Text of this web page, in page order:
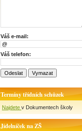
Váš e-mail:
Váš telefon:
Termíny třídních schůzek
Najdete v Dokumentech školy
Jídelníček na ZŠ